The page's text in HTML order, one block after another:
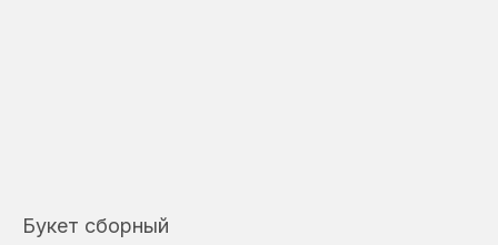
Букет сборный